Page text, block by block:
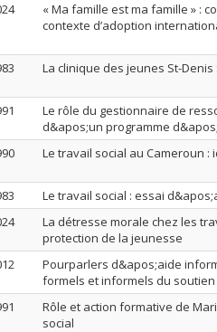
« Ma famille est ma famille » :
contexte d’adoption
La clinique des jeunes St-
Le rôle du gestionnaire de
d&apos;un programme
Le travail social au Cameroun :
Le travail social : essai
La détresse morale chez les
protection de la jeunesse
Pourparlers d&apos;aide
formels et informels du soutien
Rôle et action formative de
social